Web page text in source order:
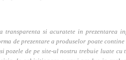
si acuratete in prezentarea
de prezentare a produselor poate
pozele de pe site-ul nostru trebuie luate